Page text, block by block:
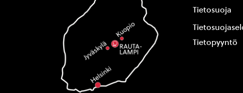
Tietosuoja
Tietopyyntö